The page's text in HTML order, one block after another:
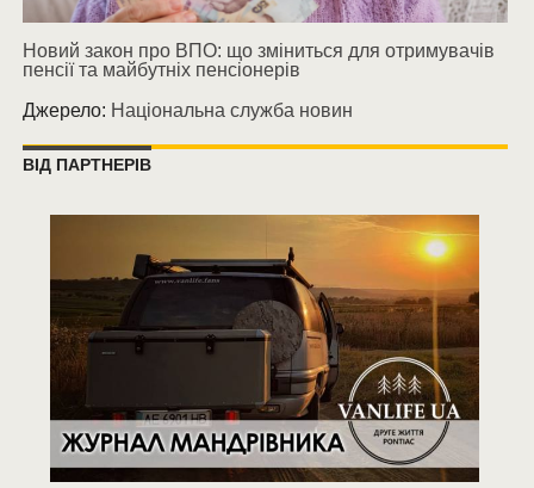
Новий закон про ВПО: що зміниться для отримувачів
пенсії та майбутніх пенсіонерів
Джерело: Національна служба новин
ВІД ПАРТНЕРІВ